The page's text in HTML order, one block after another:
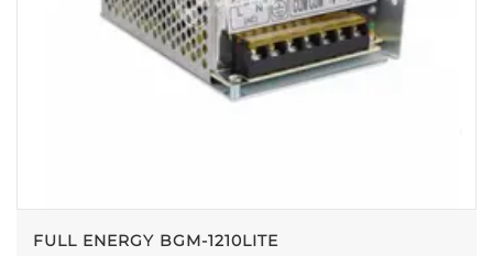
FULL ENERGY BGM-1210LITE